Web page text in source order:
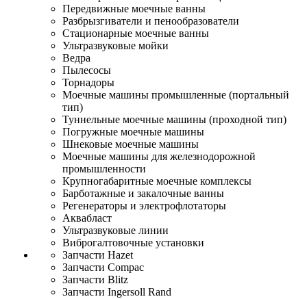
Передвижные моечные ванны
Разбрызгиватели и пенообразователи
Стационарные моечные ванны
Ультразвуковые мойки
Ведра
Пылесосы
Торнадоры
Моечные машины промышленные (портальный
тип)
Туннельные моечные машины (проходной тип)
Погружные моечные машины
Шнековые моечные машины
Моечные машины для железнодорожной
промышленности
Крупногабаритные моечные комплексы
Барботажные и закалочные ванны
Регенераторы и электрофлотаторы
Аквабласт
Ультразвуковые линии
Виброгалтовочные установки
Запчасти Hazet
Запчасти Compac
Запчасти Blitz
Запчасти Ingersoll Rand